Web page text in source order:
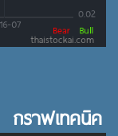
กราฟเทคนิค